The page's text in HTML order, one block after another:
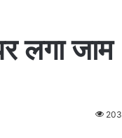
लगा जाम
203